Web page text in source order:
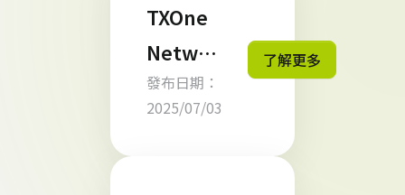
險評估
走向營
運防護
TXOne
Networ
ks 在新
版
發布日期：
2025/07/03
了解更多